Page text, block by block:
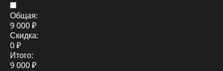
Общая:
9 000 ₽
Скидка:
0 ₽
Итого:
9 000 ₽